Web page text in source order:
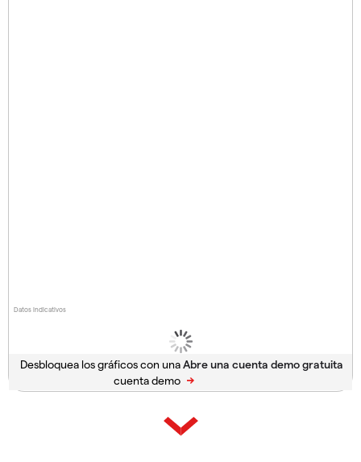
Datos indicativos
Desbloquea los gráficos con una
cuenta demo